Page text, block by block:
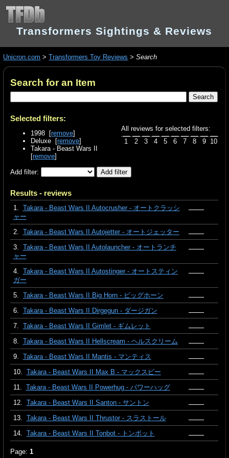
Transformers Sightings & Reviews
Unicron.com >Transformers Toy Reviews >Search
Search for an Item
Selected filters:
All reviews for selected filters:
1
2 3 4 5 6 7 8 9 10
1998 [remove]
Deluxe [remove]
Takara - Beast Wars II
[remove]
Add filter:
Results - reviews
1. Takara - Beast Wars II Autocrusher - オートクラッシ
ャー
2. Takara - Beast Wars II Autojetter - オートジェッター
3. Takara - Beast Wars II Autolauncher - オートランチ
ャー
4. Takara - Beast Wars II Autostinger - オートスティン
ガー
5. Takara - Beast Wars II Big Horn - ビッグホーン
6. Takara - Beast Wars II Dirgegun - ダージガン
7. Takara - Beast Wars II Gimlet - ギムレット
8. Takara - Beast Wars II Hellscream - ヘルスクリーム
9. Takara - Beast Wars II Mantis - マンティス
10. Takara - Beast Wars II Max B - マックスビー
11. Takara - Beast Wars II Powerhug - パワーハッグ
12. Takara - Beast Wars II Santon - サントン
13. Takara - Beast Wars II Thrustor - スラストール
14. Takara - Beast Wars II Tonbot - トンボット
Page:1